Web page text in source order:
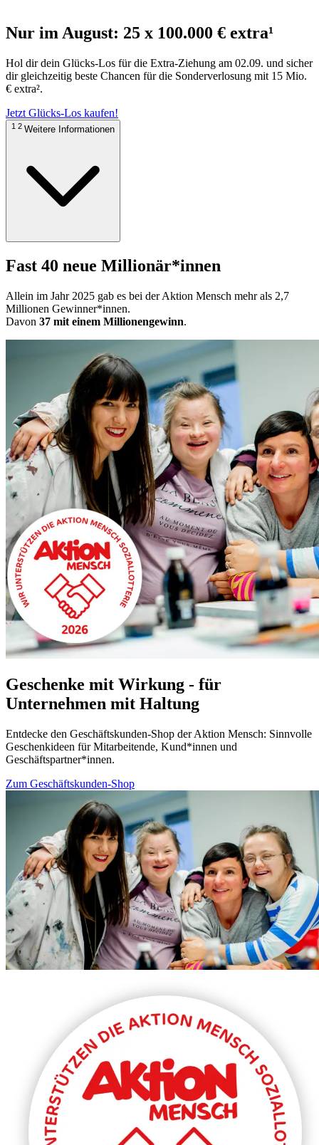
Nur im August: 25 x 100.000 € extra¹
Hol dir dein Glücks-Los für die Extra-Ziehung am 02.09. und sicher
dir gleichzeitig beste Chancen für die Sonderverlosung mit 15 Mio.
€ extra².
Jetzt Glücks-Los kaufen!
1 2 Weitere Informationen
Fast 40 neue Millionär*innen
Allein im Jahr 2025 gab es bei der Aktion Mensch mehr als 2,7
Millionen Gewinner*innen.
Davon 37 mit einem Millionengewinn.
Geschenke mit Wirkung - für
Unternehmen mit Haltung
Entdecke den Geschäftskunden-Shop der Aktion Mensch: Sinnvolle
Geschenkideen für Mitarbeitende, Kund*innen und
Geschäftspartner*innen.
Zum Geschäftskunden-Shop